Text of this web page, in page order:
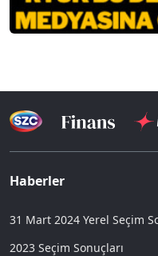
Haberler
31 Mart 2024 Yerel Seçim
2023 Seçim Sonuçları